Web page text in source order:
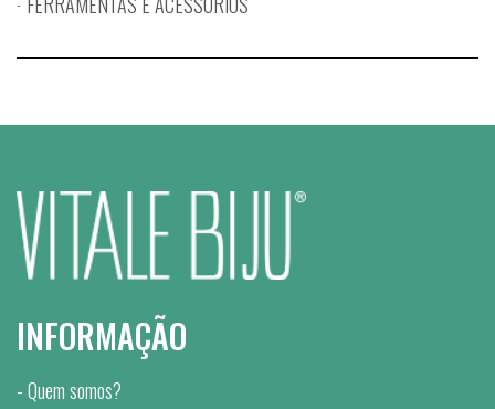
INFORMAÇÃO
Quem somos?